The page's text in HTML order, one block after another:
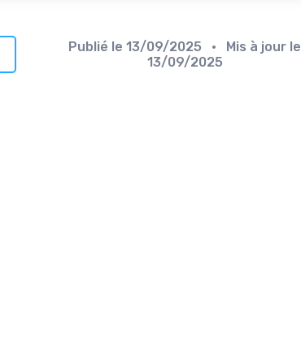
Publié le13/09/2025
• Mis à jour le
13/09/2025